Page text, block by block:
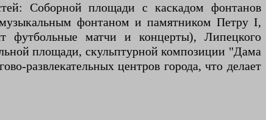
Соборной площади с каскадом фонтанов
фонтаном и памятником Петру I,
футбольные матчи и концерты), Липецкого
площади, скульптурной композиции "Дама
развлекательных центров города, что делает